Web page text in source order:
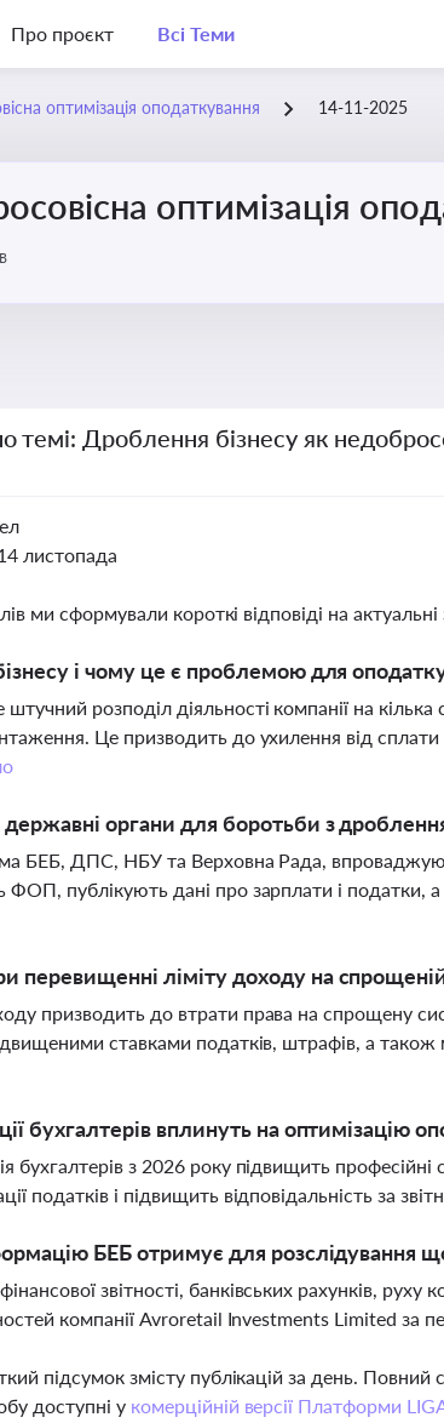
Про проєкт Всі Теми
оптимізація оподаткування 14-11-2025
оптимізація
темі: Дроблення бізнесу як
листопада
ми сформували короткі відповіді на
і чому це є проблемою для
розподіл діяльності компанії на
Це призводить до ухилення від
органи для боротьби з
БЕБ, ДПС, НБУ та Верховна Рада,
ФОП, публікують дані про зарплати і
ліміту доходу на
призводить до втрати права на спрощену
ставками податків, штрафів, а
бухгалтерів вплинуть на оптимізацію
бухгалтерів з 2026 року підвищить
податків і підвищить відповідальність за
БЕБ отримує для розслідування
звітності, банківських рахунків, руху
компанії Avroretail Investments Limited за
підсумок змісту публікацій за день.
доступні у комерційній версії Платформи